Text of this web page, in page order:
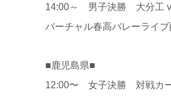
14:00～ 男子決勝 大分工
バーチャル春高バレーライブ
■鹿児島県■
12:00〜 女子決勝 対戦カ